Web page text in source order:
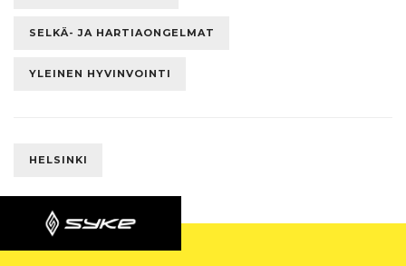
SELKÄ- JA HARTIAONGELMAT
YLEINEN HYVINVOINTI
HELSINKI